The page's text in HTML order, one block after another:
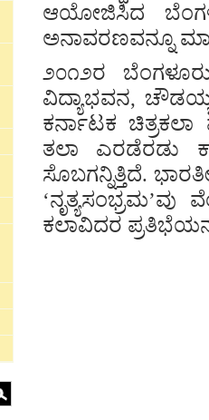
ಆಯೋಜಿಸಿದ
ಅನಾವರಣವನ್ನೂ
೨೦೧೨ರ
ವಿದ್ಯಾಭವನ,
ಕರ್ನಾಟಕ
ತಲಾ ಎರಡೆರಡು
ಸೊಬಗನ್ನಿತ್ತಿದೆ.
‘ನೃತ್ಯಸಂಭ್ರಮ’ವು
ಕಲಾವಿದರ